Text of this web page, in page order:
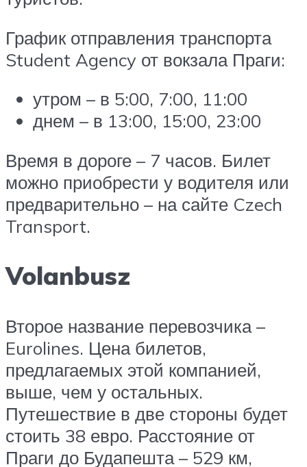
График отправления транспорта
Student Agency от вокзала Праги:
утром – в 5:00, 7:00, 11:00
днем – в 13:00, 15:00, 23:00
Время в дороге – 7 часов. Билет
можно приобрести у водителя или
предварительно – на сайте Czech
Transport.
Volanbusz
Второе название перевозчика –
Eurolines. Цена билетов,
предлагаемых этой компанией,
выше, чем у остальных.
Путешествие в две стороны будет
стоить 38 евро. Расстояние от
Праги до Будапешта – 529 км,